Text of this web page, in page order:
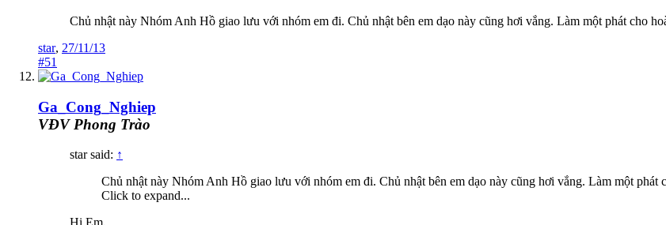
Chủ nhật này Nhóm Anh Hồ giao lưu với nhóm em đi. Chủ nhật bên em dạo này cũng hơi vắng. Làm một phát cho
star, 27/11/13
#51
Ga_Cong_Nghiep
VĐV Phong Trào
star said: ↑
Chủ nhật này Nhóm Anh Hồ giao lưu với nhóm em đi. Chủ nhật bên em dạo này cũng hơi vắng. Làm một phát
Click to expand...